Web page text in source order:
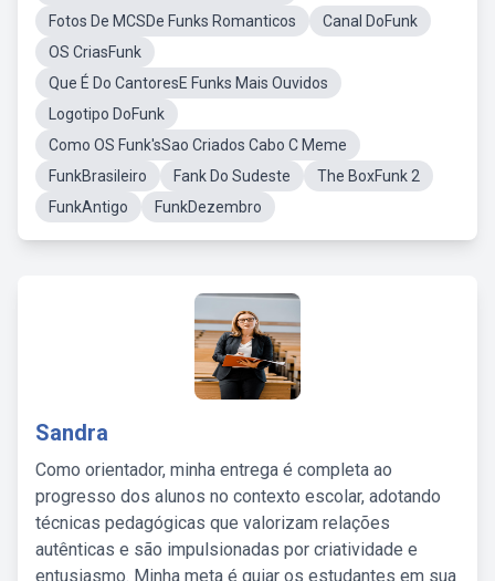
Fotos De MCSDe Funks Romanticos
Canal DoFunk
OS CriasFunk
Que É Do CantoresE Funks Mais Ouvidos
Logotipo DoFunk
Como OS Funk'sSao Criados Cabo C Meme
FunkBrasileiro
Fank Do Sudeste
The BoxFunk 2
FunkAntigo
FunkDezembro
Sandra
Como orientador, minha entrega é completa ao
progresso dos alunos no contexto escolar, adotando
técnicas pedagógicas que valorizam relações
autênticas e são impulsionadas por criatividade e
entusiasmo. Minha meta é guiar os estudantes em sua